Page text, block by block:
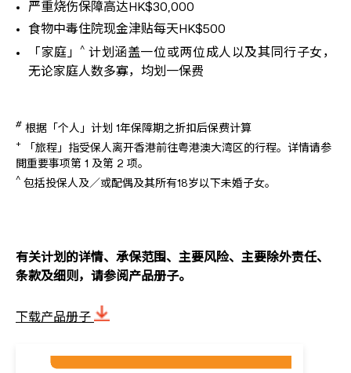
严重烧伤保障高达HK$30,000
食物中毒住院现金津贴每天HK$500
「家庭」^ 计划涵盖一位或两位成人以及其同行子女，
无论家庭人数多寡，均划一保费
# 根据「个人」计划 1年保障期之折扣后保费计算
+ 「旅程」指受保人离开香港前往粤港澳大湾区的行程。详情请参
閲重要事项第 1 及第 2 项。
^ 包括投保人及／或配偶及其所有18岁以下未婚子女。
有关计划的详情、承保范围、主要风险、主要除外责任、
条款及细则，请参阅产品册子。
下载产品册子